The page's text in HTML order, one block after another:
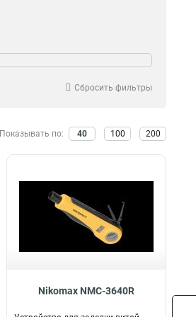
Сбросить фильтры
Показывать по: 40 100 200
Nikomax NMC-3640R